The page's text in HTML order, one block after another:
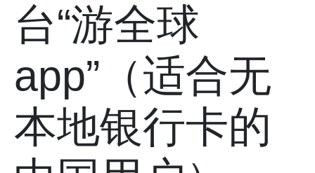
台“游全球
app”（适合无
本地银行卡的